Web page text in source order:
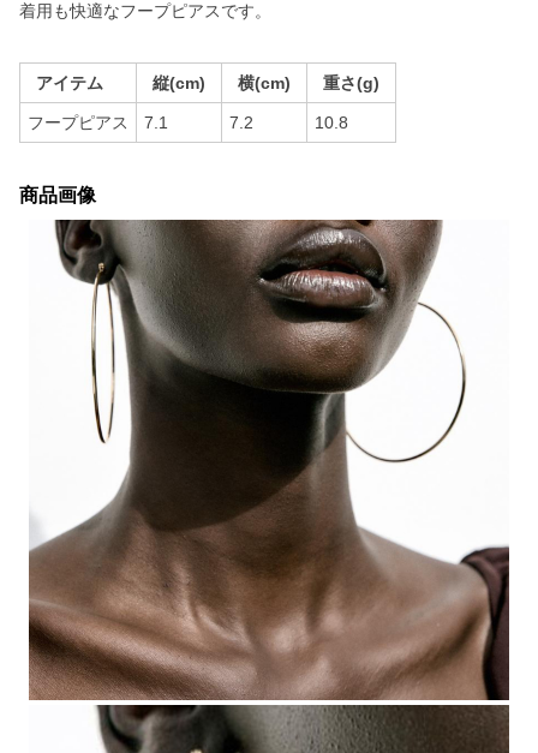
着用も快適なフープピアスです。
アイテム 縦(cm) 横(cm) 重さ(g)
フープピアス 7.1 7.2 10.8
商品画像